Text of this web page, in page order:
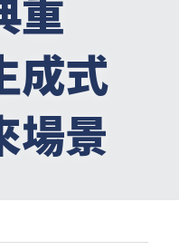
成式
場景